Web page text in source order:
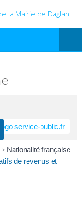
> Nationalité française
de revenus et